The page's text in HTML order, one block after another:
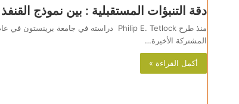
دقة التنبؤات المستقبلية : بين نموذج
المشتركة الأخيرة…
أكمل القراءة »